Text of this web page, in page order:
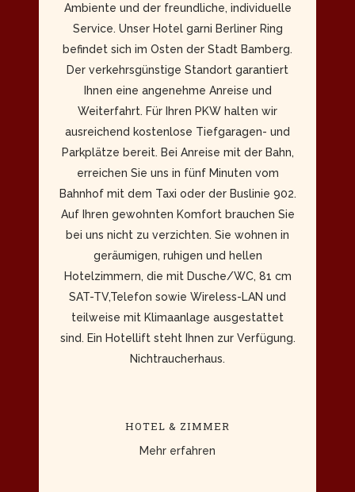
Ambiente und der freundliche, individuelle
Service. Unser Hotel garni Berliner Ring
befindet sich im Osten der Stadt Bamberg.
Der verkehrsgünstige Standort garantiert
Ihnen eine angenehme Anreise und
Weiterfahrt. Für Ihren PKW halten wir
ausreichend kostenlose Tiefgaragen- und
Parkplätze bereit. Bei Anreise mit der Bahn,
erreichen Sie uns in fünf Minuten vom
Bahnhof mit dem Taxi oder der Buslinie 902.
Auf Ihren gewohnten Komfort brauchen Sie
bei uns nicht zu verzichten. Sie wohnen in
geräumigen, ruhigen und hellen
Hotelzimmern, die mit Dusche/WC, 81 cm
SAT-TV,Telefon sowie Wireless-LAN und
teilweise mit Klimaanlage ausgestattet
sind. Ein Hotellift steht Ihnen zur Verfügung.
Nichtraucherhaus.
HOTEL & ZIMMER
Mehr erfahren